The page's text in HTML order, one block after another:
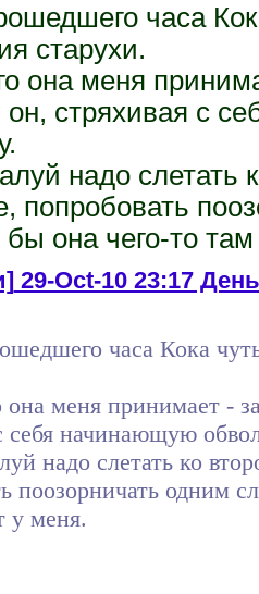
часа
старухи.
она меня
он, стряхивая с
надо слетать
попробовать
бы она чего-то
29-Oct-10 23:17
часа Кока
она меня принимает -
себя начинающую
надо слетать ко
поозорничать одним
у меня.